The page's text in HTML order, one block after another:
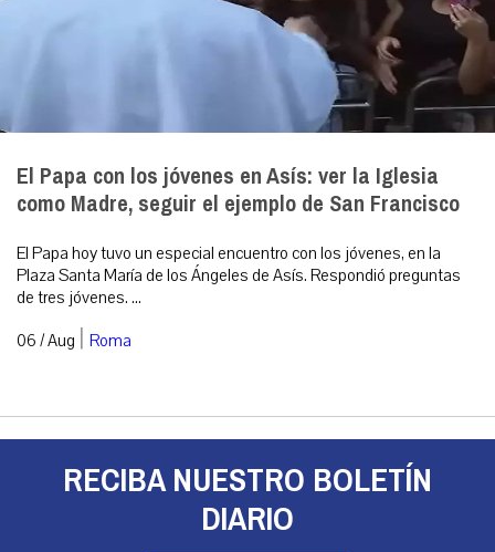
El Papa con los jóvenes en Asís: ver la Iglesia
como Madre, seguir el ejemplo de San Francisco
El Papa hoy tuvo un especial encuentro con los jóvenes, en la
Plaza Santa María de los Ángeles de Asís. Respondió preguntas
de tres jóvenes. ...
06 / Aug | Roma
RECIBA NUESTRO BOLETÍN
DIARIO